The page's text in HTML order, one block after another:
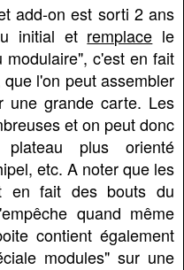
add-on est sorti 2 ans
initial et remplace le
c'est en fait
l'on peut assembler
une grande carte. Les
et on peut donc
plus orienté
etc. A noter que les
en fait des bouts du
quand même
contient également
modules" sur une